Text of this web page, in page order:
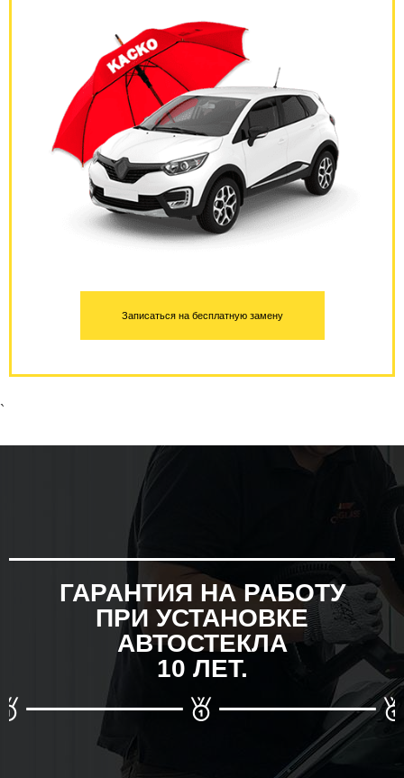
Записаться на бесплатную замену
`
ГАРАНТИЯ НА РАБОТУ
ПРИ УСТАНОВКЕ
АВТОСТЕКЛА
10 ЛЕТ.